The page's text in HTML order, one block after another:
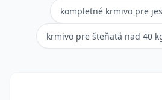
kompletné krmivo pre
krmivo pre šteňatá nad 40